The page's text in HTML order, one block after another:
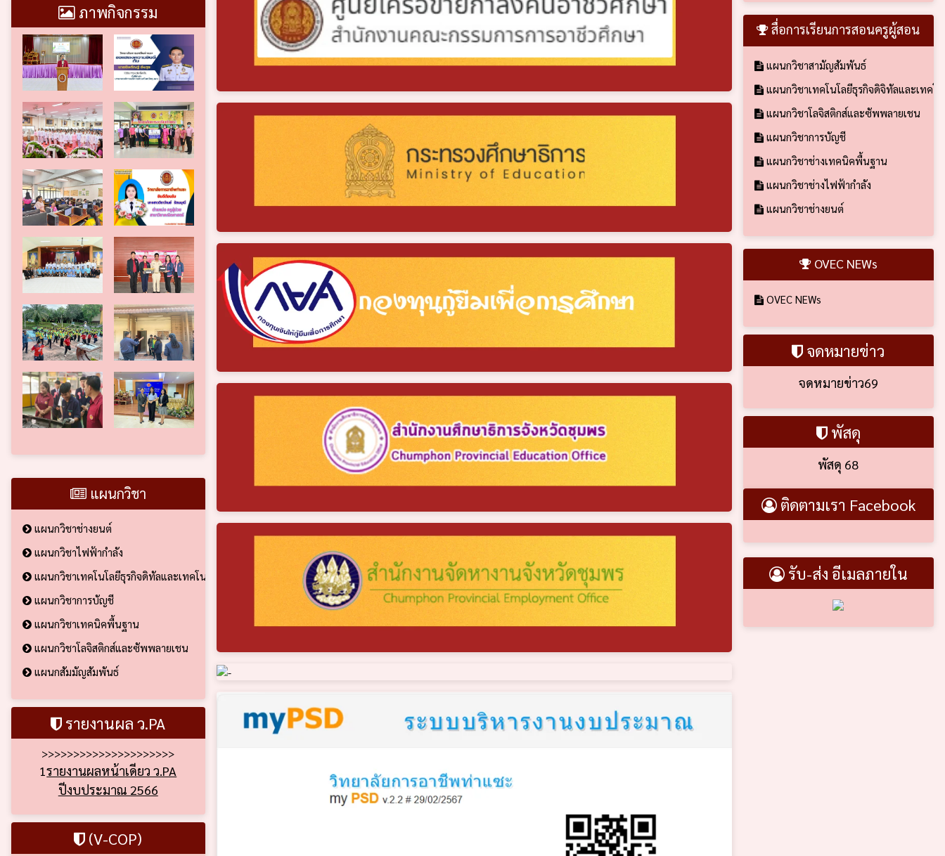
ภาพกิจกรรม
แผนกวิชา
แผนกวิชาช่างยนต์
แผนกวิชาไฟฟ้ากำลัง
แผนกวิชาเทคโนโลยีธุรกิจดิทัลและเทคโนโลยีสารสนเทศ
แผนกวิชาการบัญชี
แผนกวิชาเทคนิคพื้นฐาน
แผนกวิชาโลจิสติกส์และซัพพลายเชน
แผนกสัมมัญสัมพันธ์
รายงานผล ว.PA
>>>>>>>>>>>>>>>>>>>>>
1รายงานผลหน้าเดียว ว.PA
ปีงบประมาณ 2566
(V-COP)
สื่อการเรียนการสอนครูผู้สอน
แผนกวิชาสามัญสัมพันธ์
แผนกวิชาเทคโนโลยีธุรกิจดิจิทัลและเทคโ
แผนกวิชาโลจิสติกส์และซัพพลายเชน
แผนกวิชาการบัญชี
แผนกวิชาช่างเทคนิคพื้นฐาน
แผนกวิชาช่างไฟฟ้ากำลัง
แผนกวิชาช่างยนต์
OVEC NEWs
OVEC NEWs
จดหมายข่าว
จดหมายข่าว69
พัสดุ
พัสดุ 68
ติดตามเรา Facebook
รับ-ส่ง อีเมลภายใน